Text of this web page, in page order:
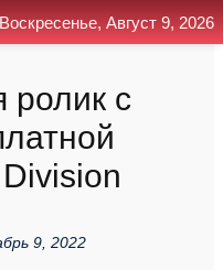
ролик с
9, 2022
Август 9, 2026